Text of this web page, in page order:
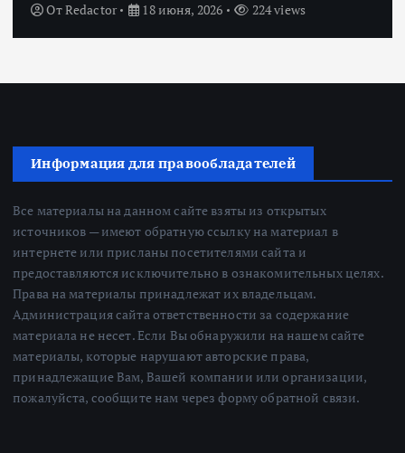
ОтRedactor 18 июня, 2026 224 views
Информация для правообладателей
Все материалы на данном сайте взяты из открытых
источников — имеют обратную ссылку на материал в
интернете или присланы посетителями сайта и
предоставляются исключительно в ознакомительных целях.
Права на материалы принадлежат их владельцам.
Администрация сайта ответственности за содержание
материала не несет. Если Вы обнаружили на нашем сайте
материалы, которые нарушают авторские права,
принадлежащие Вам, Вашей компании или организации,
пожалуйста, сообщите нам через форму обратной связи.